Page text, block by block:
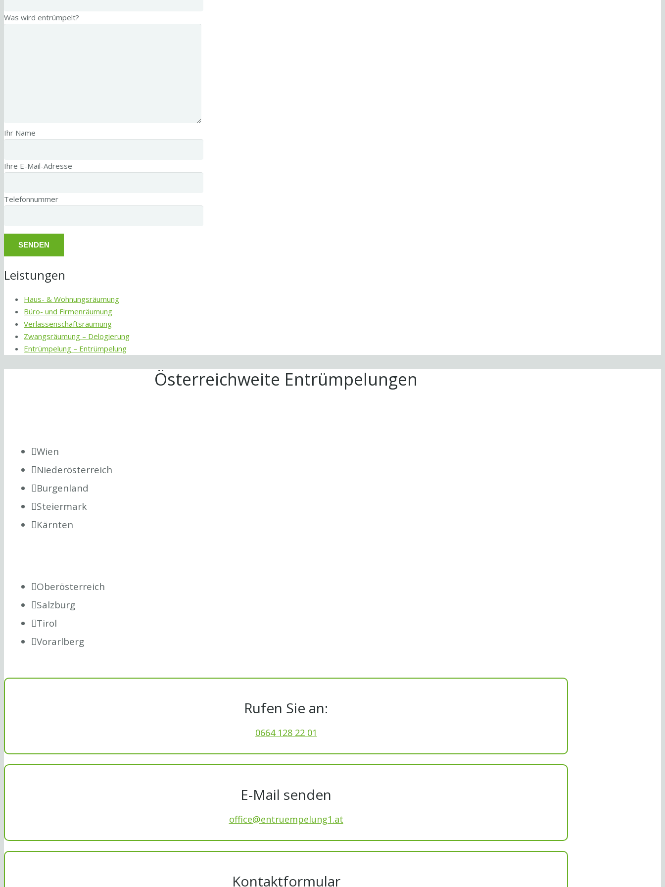
Was wird entrümpelt?
Ihr Name
Ihre E-Mail-Adresse
Telefonnummer
Leistungen
Haus- & Wohnungsräumung
Büro- und Firmenräumung
Verlassenschaftsräumung
Zwangsräumung – Delogierung
Entrümpelung – Entrümpelung
Österreichweite Entrümpelungen
Wien
Niederösterreich
Burgenland
Steiermark
Kärnten
Oberösterreich
Salzburg
Tirol
Vorarlberg
Rufen Sie an:
0664 128 22 01
E-Mail senden
office@entruempelung1.at
Kontaktformular